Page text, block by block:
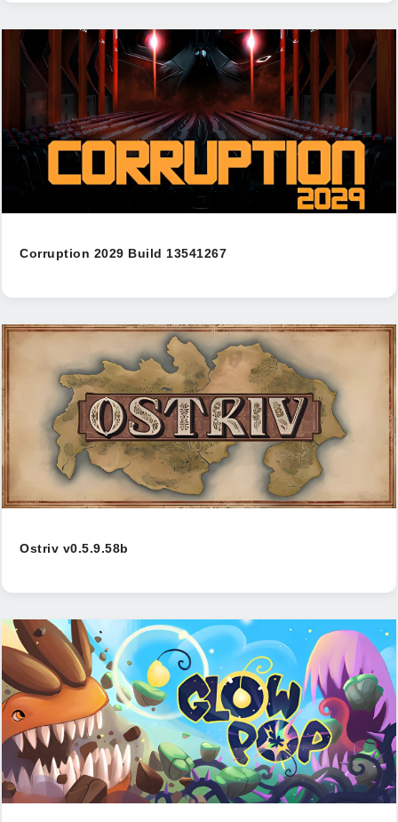
Corruption 2029 Build 13541267
Ostriv v0.5.9.58b